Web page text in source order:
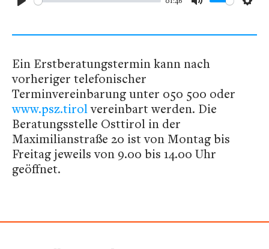
Ein Erstberatungstermin kann nach
vorheriger telefonischer
Terminvereinbarung unter 050 500 oder
www.psz.tirolvereinbart werden. Die
Beratungsstelle Osttirol in der
Maximilianstraße 20 ist von Montag bis
Freitag jeweils von 9.00 bis 14.00 Uhr
geöffnet.